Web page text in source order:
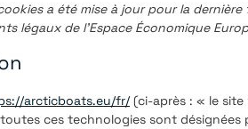
a été mise à jour pour la
légaux de l’Espace Économique
arcticboats.eu/fr/ (ci-après : « le
ces technologies sont